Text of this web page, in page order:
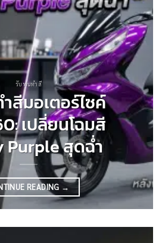
รับพ่นทำสี
สีมอเตอร์ไซค์
เปลี่ยนโฉมสี
Purple สุดฉ่ำ
READING →